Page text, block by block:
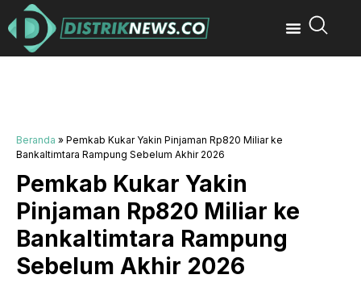
Beranda » Pemkab Kukar Yakin Pinjaman Rp820 Miliar ke
Bankaltimtara Rampung Sebelum Akhir 2026
Pemkab Kukar Yakin
Pinjaman Rp820 Miliar ke
Bankaltimtara Rampung
Sebelum Akhir 2026